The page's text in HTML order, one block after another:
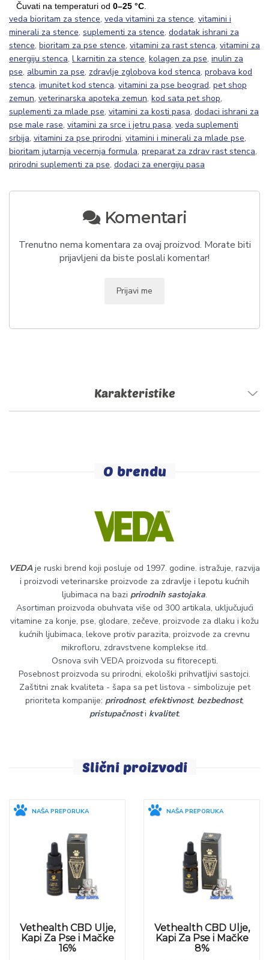
Čuvati na temperaturi od 0–25 °C
veda bioritam za stence, veda vitamini za stence, vitamini i
minerali za stence, suplementi za stence, dodatak ishrani za
stence, bioritam za pse stence, vitamini za rast stenca, vitamini za
energiju stenca, l karnitin za stence, kolagen za pse, inulin za
pse, albumin za pse, zdravlje zglobova kod stenca, probava kod
stenca, imunitet kod stenca, vitamini za pse beograd, pet shop
zemun, veterinarska apoteka zemun, kod sata pet shop,
suplementi za mlade pse, vitamini za kosti pasa, dodaci ishrani za
pse male rase, vitamini za srce i jetru pasa, veda suplementi
srbija, vitamini za pse prirodni, vitamini i minerali za mlade pse,
bioritam jutarnja vecernja formula, preparat za zdrav rast stenca,
prirodni suplementi za pse, dodaci za energiju pasa
Komentari
Trenutno nema komentara za ovaj proizvod. Morate biti
prijavljeni da biste poslali komentar!
Prijavi me
Karakteristike
O brendu
VEDA je ruski brend koji posluje od 1997. godine. istražuje, razvija
i proizvodi veterinarske proizvode za zdravlje i lepotu kućnih
ljubimaca na bazi prirodnih sastojaka.
Asortiman proizvoda obuhvata više od 300 artikala, uključujući
vitamine za konje, pse, glodare, zečeve, proizvode za dlaku i kožu
kućnih ljubimaca, lekove protiv parazita, proizvode za crevnu
mikrofloru, zdravstvene komplekse itd.
Osnova svih VEDA proizvoda su fitorecepti.
Posebnost proizvoda su prirodni, ekološki prihvatljivi sastojci.
Zaštitni znak kvaliteta - šapa sa pet listova - simbolizuje pet
prioriteta kompanije: prirodnost, efektivnost, bezbednost,
pristupačnost i kvalitet.
Slični proizvodi
NAŠA PREPORUKA
Vethealth CBD Ulje,
Kapi Za Pse i Mačke
16%
NAŠA PREPORUKA
Vethealth CBD Ulje,
Kapi Za Pse i Mačke
8%